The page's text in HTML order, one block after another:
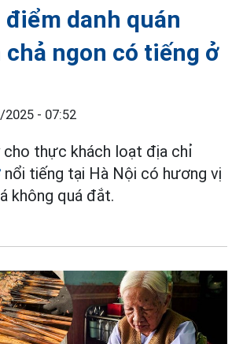
danh quán
chả ngon có tiếng ở
2025 - 07:52
cho thực khách loạt địa chỉ
nổi tiếng tại Hà Nội có hương vị
không quá đắt.